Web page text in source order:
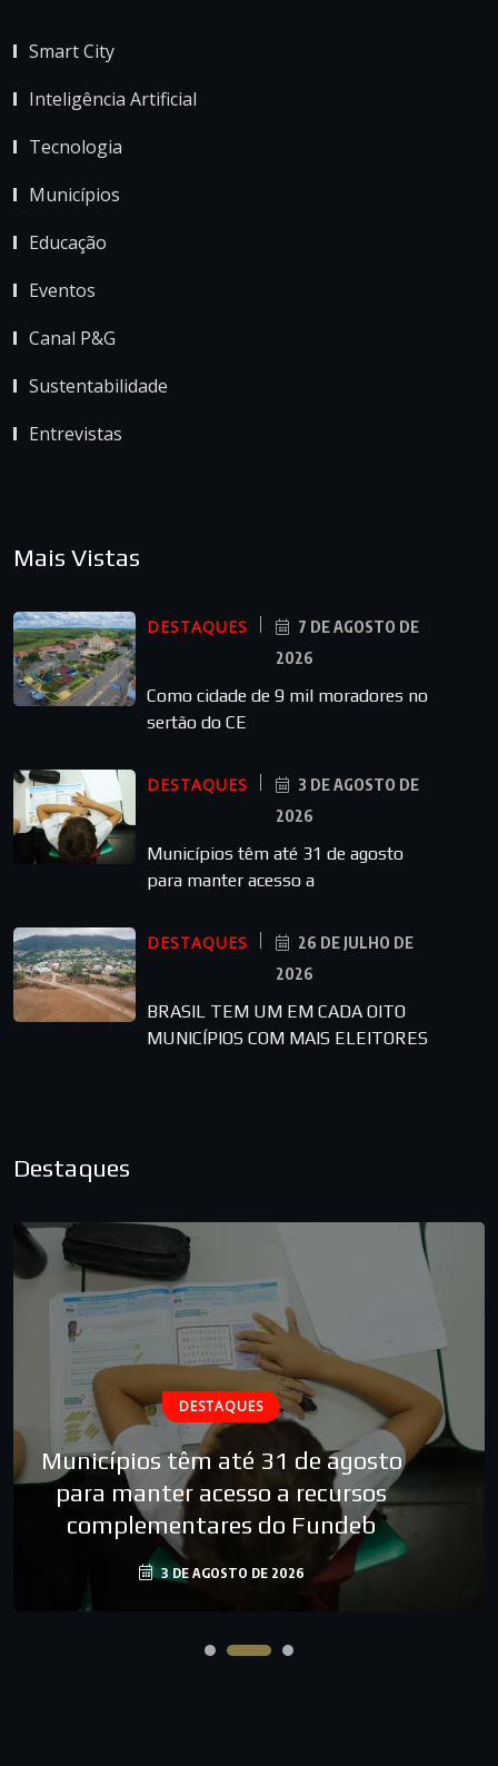
Smart City
Inteligência Artificial
Tecnologia
Municípios
Educação
Eventos
Canal P&G
Sustentabilidade
Entrevistas
Mais Vistas
DESTAQUES
7 DE AGOSTO DE
2026
Como cidade de 9 mil moradores no
sertão do CE
DESTAQUES
3 DE AGOSTO DE
2026
Municípios têm até 31 de agosto
para manter acesso a
DESTAQUES
26 DE JULHO DE
2026
BRASIL TEM UM EM CADA OITO
MUNICÍPIOS COM MAIS ELEITORES
Destaques
DESTAQUES
Municípios têm até 31 de agosto
para manter acesso a recursos
complementares do Fundeb
3 DE AGOSTO DE 2026